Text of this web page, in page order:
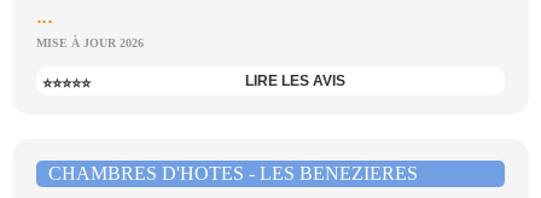
...
MISE À JOUR 2026
⭐⭐⭐⭐⭐ LIRE LES AVIS
CHAMBRES D'HOTES - LES BENEZIERES